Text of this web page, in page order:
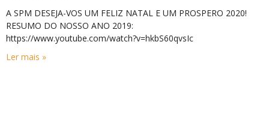
A SPM DESEJA-VOS UM FELIZ NATAL E UM PROSPERO 2020!
RESUMO DO NOSSO ANO 2019:
https://www.youtube.com/watch?v=hkbS60qvsIc
Ler mais »